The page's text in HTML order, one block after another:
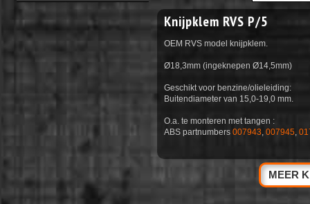
Knijpklem RVS P/5
OEM RVS model knijpklem.
Ø18,3mm (ingeknepen Ø14,5mm)
Geschikt voor benzine/olieleiding:
Buitendiameter van 15,0-19,0 mm.
O.a. te monteren met tangen :
ABS partnumbers 007943, 007945,
MEER